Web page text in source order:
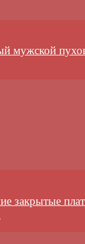
мужской
закрытые